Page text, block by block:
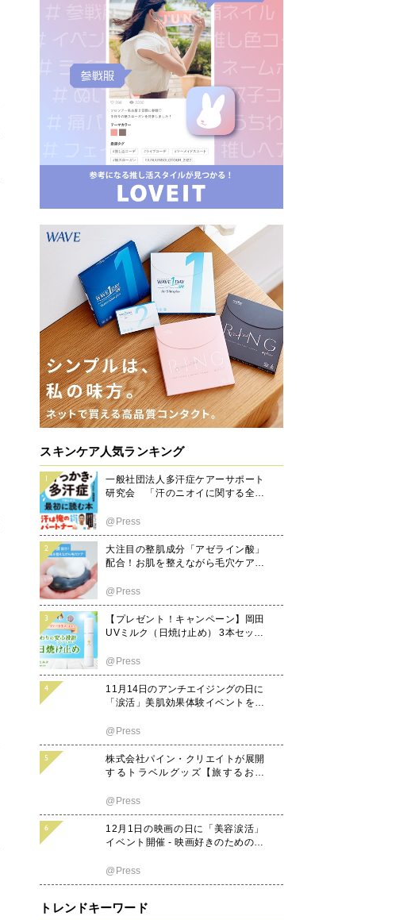
スキンケア人気ランキング
一般社団法人多汗症ケアーサポート
研究会 「汗のニオイに関する全国
@Press
大注目の整肌成分「アゼライン酸」
配合！お肌を整えながら毛穴ケアで
1日(水)販売スタート
@Press
【プレゼント！キャンペーン】岡田
UVミルク（日焼け止め） 3本セット
で）
@Press
11月14日のアンチエイジングの日に
「涙活」美肌効果体験イベントを開
@Press
株式会社パイン・クリエイトが展開
するトラベルグッズ【旅するお弁
当がリリース。9月上旬から公式オ
ンラインショップにて新発売。
@Press
12月1日の映画の日に「美容涙活」
イベント開催 - 映画好きのための感
@Press
トレンドキーワード